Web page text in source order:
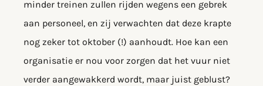
minder treinen zullen rijden wegens een gebrek
aan personeel, en zij verwachten dat deze krapte
nog zeker tot oktober (!) aanhoudt. Hoe kan een
organisatie er nou voor zorgen dat het vuur niet
verder aangewakkerd wordt, maar juist geblust?